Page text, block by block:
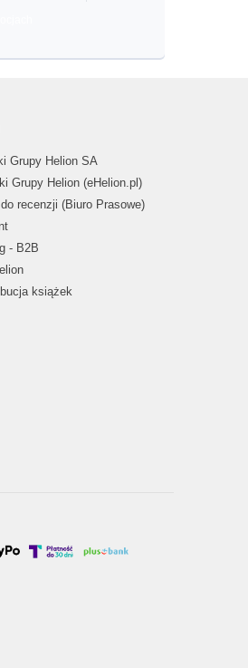
Grupy Helion SA
Grupy Helion (eHelion.pl)
recenzji (Biuro Prasowe)
- B2B
książek